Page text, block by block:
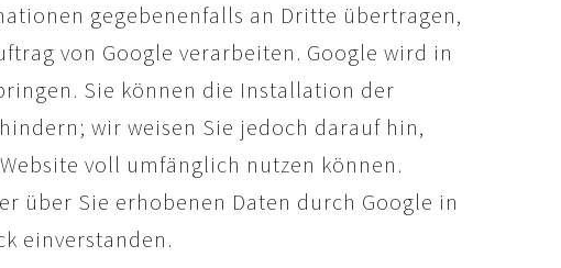
gegebenenfalls an Dritte übertragen,
von Google verarbeiten. Google wird in
Sie können die Installation der
wir weisen Sie jedoch darauf hin,
voll umfänglich nutzen können.
über Sie erhobenen Daten durch Google in
einverstanden.